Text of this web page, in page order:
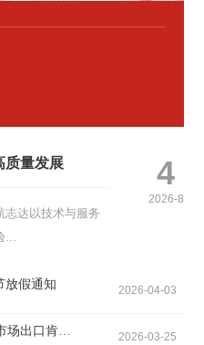
质量发展
达以技术与服务
...
4
2026-8
放假通知 2026-04-03
宇航志达试验装备成功拓展国际市场出口肯尼亚 2026-03-25